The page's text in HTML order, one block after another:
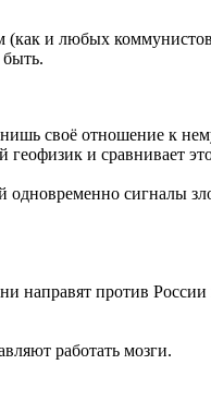
(как и любых
своё отношение к
и сравнивает
сигналы
направят против
работать мозги.